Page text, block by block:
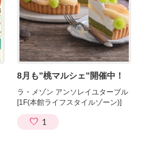
8月も”桃マルシェ”開催中！
ラ・メゾン アンソレイユターブル
[1F(本館ライフスタイルゾーン)]
1